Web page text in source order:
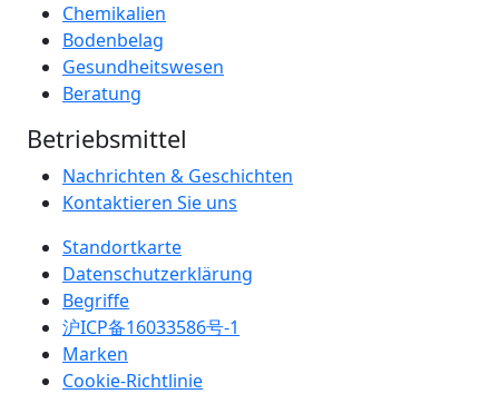
Chemikalien
Bodenbelag
Gesundheitswesen
Beratung
Betriebsmittel
Nachrichten & Geschichten
Kontaktieren Sie uns
Standortkarte
Datenschutzerklärung
Begriffe
沪ICP备16033586号-1
Marken
Cookie-Richtlinie